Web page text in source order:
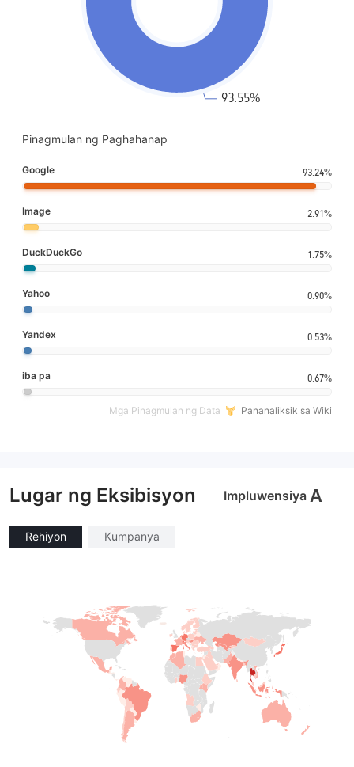
Pinagmulan ng Paghahanap
Google 93.24%
Image 2.91%
DuckDuckGo 1.75%
Yahoo 0.90%
Yandex 0.53%
iba pa 0.67%
Mga Pinagmulan ng Data Pananaliksik sa Wiki
Lugar ng Eksibisyon Impluwensiya A
Rehiyon Kumpanya